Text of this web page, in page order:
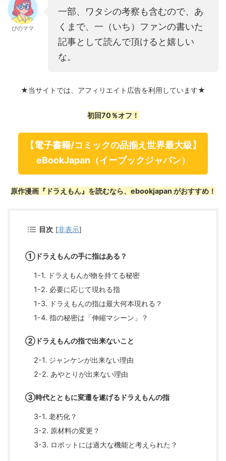
ぴのママ
一部、ワタシの考察も含むので、あ
くまで、一（いち）ファンの書いた
記事として読んで頂けると嬉しい
な。
★当サイトでは、アフィリエイト広告を利用しています★
初回70％オフ！
【電子書籍/コミックの品揃え世界最大級】
eBookJapan（イーブックジャパン）
原作漫画『ドラえもん』を読むなら、ebookjapan がおすすめ！
目次 [非表示]
①ドラえもんの手に指はある？
1-1. ドラえもんが物を持てる秘密
1-2. 必要に応じて現れる指
1-3. ドラえもんの指は最大何本現れる？
1-4. 指の秘密は「伸縮マシーン」？
②ドラえもんの指で出来ないこと
2-1. ジャンケンが出来ない理由
2-2. あやとりが出来ない理由
③時代とともに変遷を遂げるドラえもんの指
3-1. 老朽化？
3-2. 原材料の変更？
3-3. ロボットには過大な機能と考えられた？